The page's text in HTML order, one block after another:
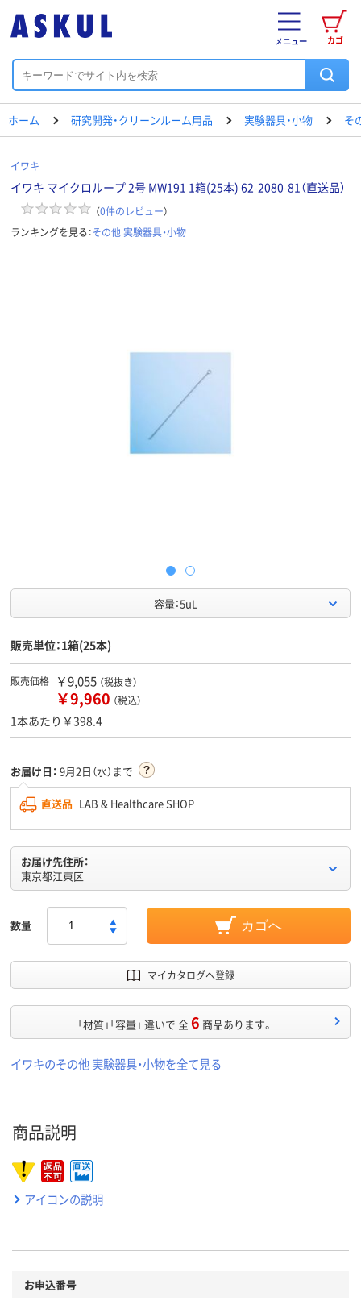
カゴ
メニュー
ホーム 研究開発・クリーンルーム用品 実験器具・小物 そ
イワキ
イワキ マイクロループ 2号 MW191 1箱(25本) 62-2080-81（直送品）
（0件のレビュー）
ランキングを見る：その他 実験器具・小物
容量：5uL
販売単位：1箱(25本)
販売価格 ￥9,055 （税抜き）
￥9,960 （税込）
1本あたり￥398.4
お届け日： 9月2日（水）まで
直送品 LAB & Healthcare SHOP
お届け先住所：
東京都江東区
数量 カゴへ
マイカタログへ登録
「材質」「容量」 違いで 全6 商品あります。
イワキのその他 実験器具・小物を全て見る
商品説明
アイコンの説明
お申込番号